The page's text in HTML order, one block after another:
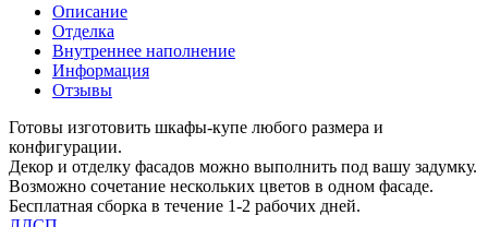
Описание
Отделка
Внутреннее наполнение
Информация
Отзывы
Готовы изготовить шкафы-купе любого размера и
конфигурации.
Декор и отделку фасадов можно выполнить под вашу задумку.
Возможно сочетание нескольких цветов в одном фасаде.
Бесплатная сборка в течение 1-2 рабочих дней.